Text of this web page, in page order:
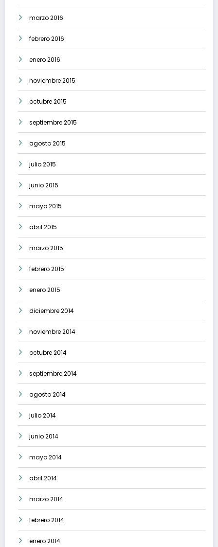
marzo 2016
febrero 2016
enero 2016
noviembre 2015
octubre 2015
septiembre 2015
agosto 2015
julio 2015
junio 2015
mayo 2015
abril 2015
marzo 2015
febrero 2015
enero 2015
diciembre 2014
noviembre 2014
octubre 2014
septiembre 2014
agosto 2014
julio 2014
junio 2014
mayo 2014
abril 2014
marzo 2014
febrero 2014
enero 2014